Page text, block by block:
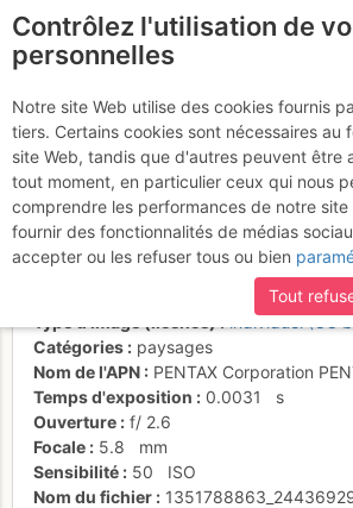
Ombre du
l'océan
Activités
Date/heure
individuel (CC
Catégories
paysages
Nom de l'APN
PENTAX Corporation
Temps d'exposition
0.0031
s
Ouverture
f/ 2.6
Focale
5.8
mm
Sensibilité
50
ISO
Nom du fichier
Contrôlez l'utilisation de
personnelles
Notre site Web utilise des cookies fournis
tiers. Certains cookies sont nécessaires au
site Web, tandis que d'autres peuvent être
tout moment, en particulier ceux qui nous
comprendre les performances de notre
fournir des fonctionnalités de médias
accepter ou les refuser tous ou bien
Tout